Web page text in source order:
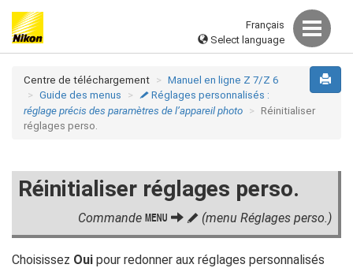
Français
Select language
Centre de téléchargement
Manuel en ligne Z 7/Z 6
Guide des menus
A Réglages personnalisés :
réglage précis des paramètres de l’appareil photo
Réinitialiser
réglages perso.
Réinitialiser réglages perso.
Commande G A (menu Réglages perso.)
Choisissez Oui pour redonner aux réglages personnalisés